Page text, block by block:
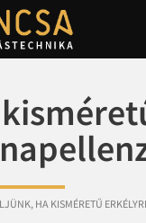
HA KISMÉRETŰ